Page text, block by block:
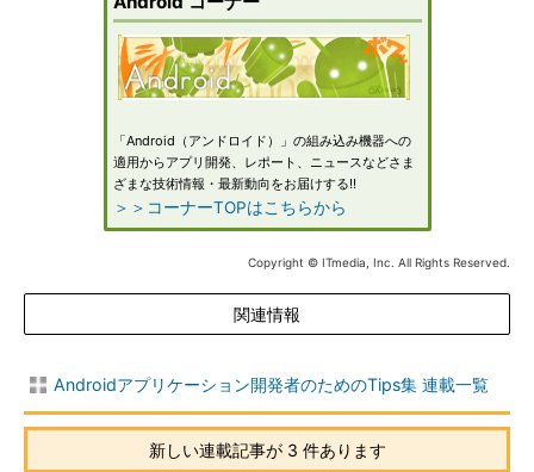
「Android（アンドロイド）」の組み込み機器への
適用からアプリ開発、レポート、ニュースなどさま
ざまな技術情報・最新動向をお届けする!!
＞＞コーナーTOPはこちらから
Copyright © ITmedia, Inc. All Rights Reserved.
関連情報
Androidアプリケーション開発者のためのTips集 連載一覧
新しい連載記事が 3 件あります